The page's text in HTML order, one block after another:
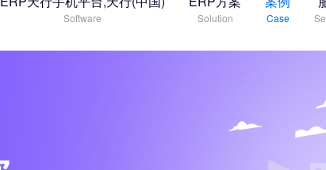
Software Solution Case